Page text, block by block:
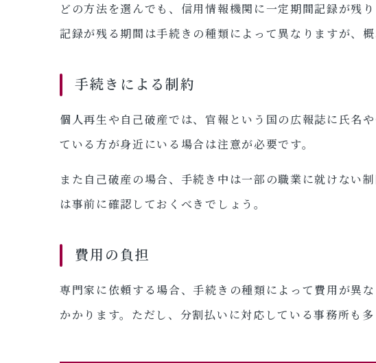
どの方法を選んでも、信用情報機関に一定期間記録が残
記録が残る期間は手続きの種類によって異なりますが、
手続きによる制約
個人再生や自己破産では、官報という国の広報誌に氏名
ている方が身近にいる場合は注意が必要です。
また自己破産の場合、手続き中は一部の職業に就けない
は事前に確認しておくべきでしょう。
費用の負担
専門家に依頼する場合、手続きの種類によって費用が異
かかります。ただし、分割払いに対応している事務所も多